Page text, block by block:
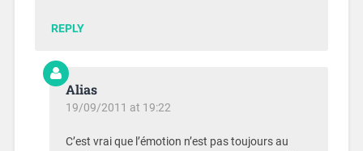
REPLY
Alias
19/09/2011 at 19:22
C’est vrai que l’émotion n’est pas toujours au